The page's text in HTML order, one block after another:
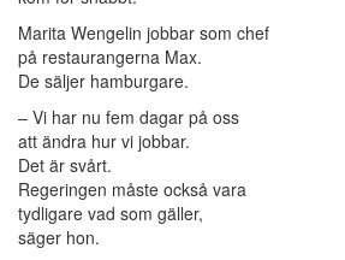
Marita Wengelin jobbar som chef
på restaurangerna Max.
De säljer hamburgare.
– Vi har nu fem dagar på oss
att ändra hur vi jobbar.
Det är svårt.
Regeringen måste också vara
tydligare vad som gäller,
säger hon.